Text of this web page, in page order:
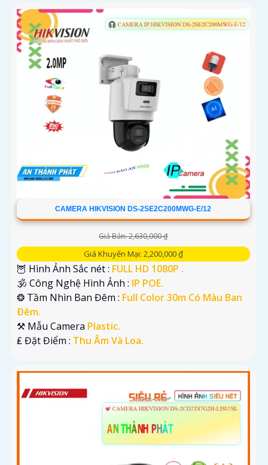
CAMERA HIKVISION DS-2SE2C200MWG-E/12
Giá Bán: 2,630,000 ₫
Giá Khuyến Mại: 2,200,000 ₫
🦉 Hình Ảnh Sắc nét : FULL HD 1080P .
🕉️ Công Nghệ Hình Ảnh : IP POE.
❂ Tầm Nhìn Ban Đêm : Full Color 30m Có Màu Ban
Ðêm.
⚒ Mẫu Camera Plastic.
️₤ Đặt Điểm : Thu Âm Và Loa.